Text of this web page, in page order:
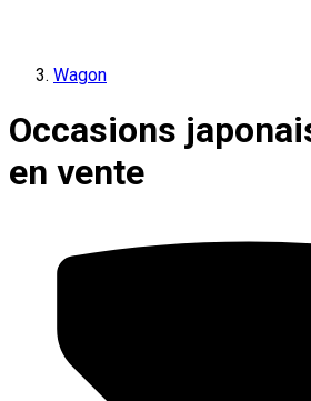
Wagon
Occasions
en vente